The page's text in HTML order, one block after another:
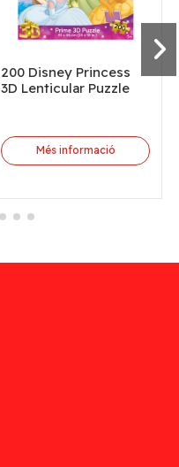
200 Disney Princess
3D Lenticular Puzzle
Més informació